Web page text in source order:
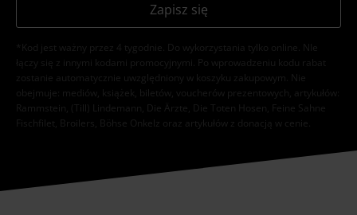
Zapisz się
*Kod jest ważny przez 4 tygodnie. Do wykorzystania tylko online. NIe
łączy się z innymi kodami promocyjnymi. Po wprowadzeniu kodu rabat
zostanie automatycznie uwzględniony w koszyku zakupowym. Nie
obejmuje: mediów, książek, biletów, voucherów prezentowych, artykułów:
Rammstein, (Till) Lindemann, Die Ärzte, Die Toten Hosen, Feine Sahne
Fischfilet, Broilers, Böhse Onkelz oraz artykułów z donacją w cenie.